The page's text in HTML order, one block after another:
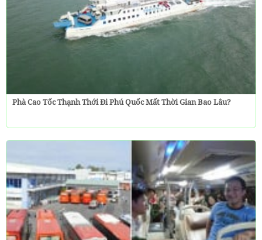
Phà Cao Tốc Thạnh Thới Đi Phú Quốc Mất Thời Gian Bao Lâu?